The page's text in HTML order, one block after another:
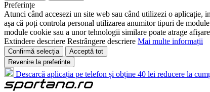
Preferințe
Atunci când accesezi un site web sau când utilizezi o
așa că poți controla personal utilizarea anumitor tipuri de
module cookie sau a unor tehnologii similare poate atrage
Extindere descriere Restrângere descriere Mai multe informații
Confirmă selecția
Acceptă tot
Revenire la preferințe
Descarcă aplicația pe telefon și obține 40 lei reducere la